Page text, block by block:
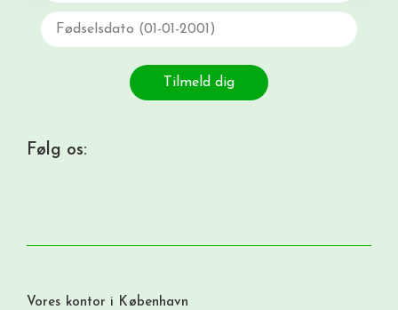
Fødselsdato
Tilmeld dig
Følg os:
Vores kontor i København